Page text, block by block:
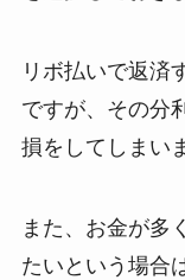
リボ払いで返済
ですが、その分
損をしてしまい
また、お金が多
たいという場合